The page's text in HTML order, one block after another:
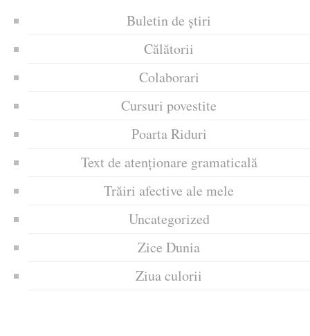
Buletin de știri
Călătorii
Colaborari
Cursuri povestite
Poarta Riduri
Text de atenționare gramaticală
Trăiri afective ale mele
Uncategorized
Zice Dunia
Ziua culorii